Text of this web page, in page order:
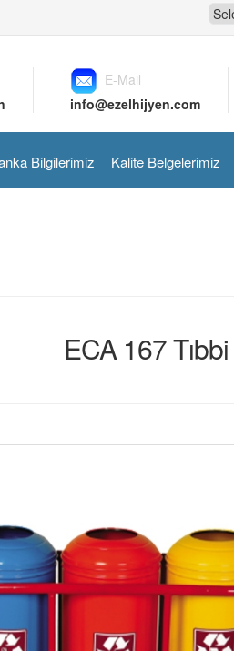
E-Mail
info@ezelhijyen.com
Bilgilerimiz Kalite Belgelerimiz
ECA 167